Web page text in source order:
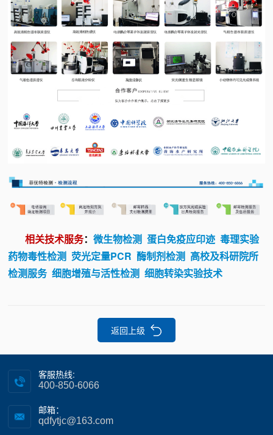
相关技术服务：微生物检测 蛋白免疫应印迹 毒理实验
药物毒性检测 荧光定量PCR 酶制剂检测 高校及科研院所
检测服务 细胞增殖与活性检测 细胞转染实验技术
返回上级
客服热线:
400-850-6066
邮箱：
qdfytjc@163.com